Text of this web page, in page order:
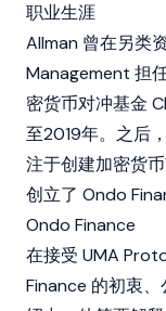
职业生涯
Allman 曾在另类
Management 担
密货币对冲基金
至2019年。之后
注于创建加密货币
创立了 Ondo
Ondo Finance
在接受 UMA
Finance 的初衷